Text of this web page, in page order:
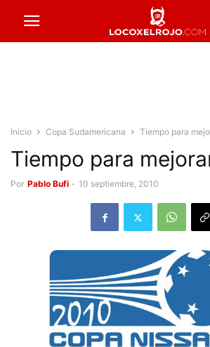
Inicio Copa Sudamericana Tiempo para
Tiempo para
Por Pablo Bufi - 10 septiembre, 2010